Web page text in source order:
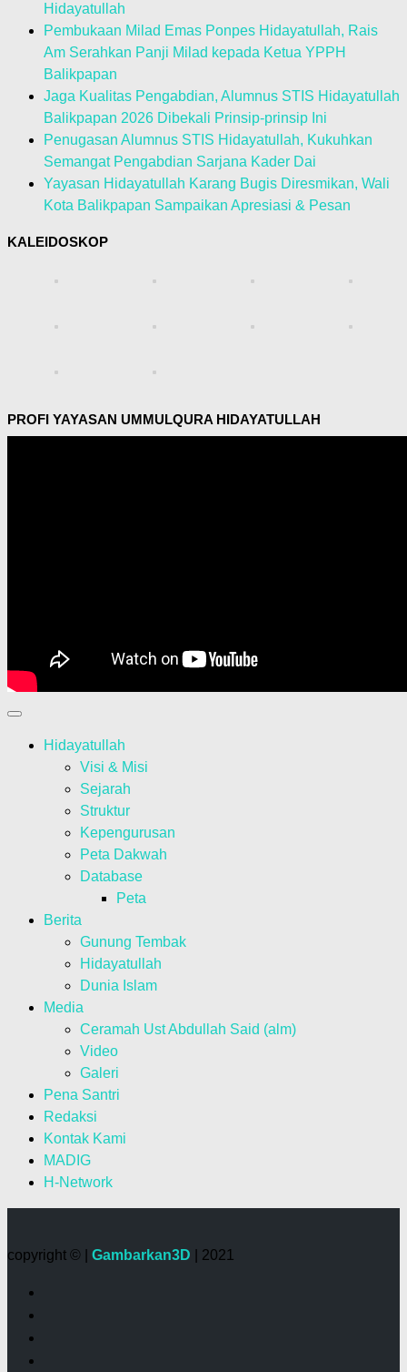
Hidayatullah
Pembukaan Milad Emas Ponpes Hidayatullah, Rais
Am Serahkan Panji Milad kepada Ketua YPPH
Balikpapan
Jaga Kualitas Pengabdian, Alumnus STIS Hidayatullah
Balikpapan 2026 Dibekali Prinsip-prinsip Ini
Penugasan Alumnus STIS Hidayatullah, Kukuhkan
Semangat Pengabdian Sarjana Kader Dai
Yayasan Hidayatullah Karang Bugis Diresmikan, Wali
Kota Balikpapan Sampaikan Apresiasi & Pesan
KALEIDOSKOP
PROFI YAYASAN UMMULQURA HIDAYATULLAH
Hidayatullah
Visi & Misi
Sejarah
Struktur
Kepengurusan
Peta Dakwah
Database
Peta
Berita
Gunung Tembak
Hidayatullah
Dunia Islam
Media
Ceramah Ust Abdullah Said (alm)
Video
Galeri
Pena Santri
Redaksi
Kontak Kami
MADIG
H-Network
copyright © | Gambarkan3D | 2021